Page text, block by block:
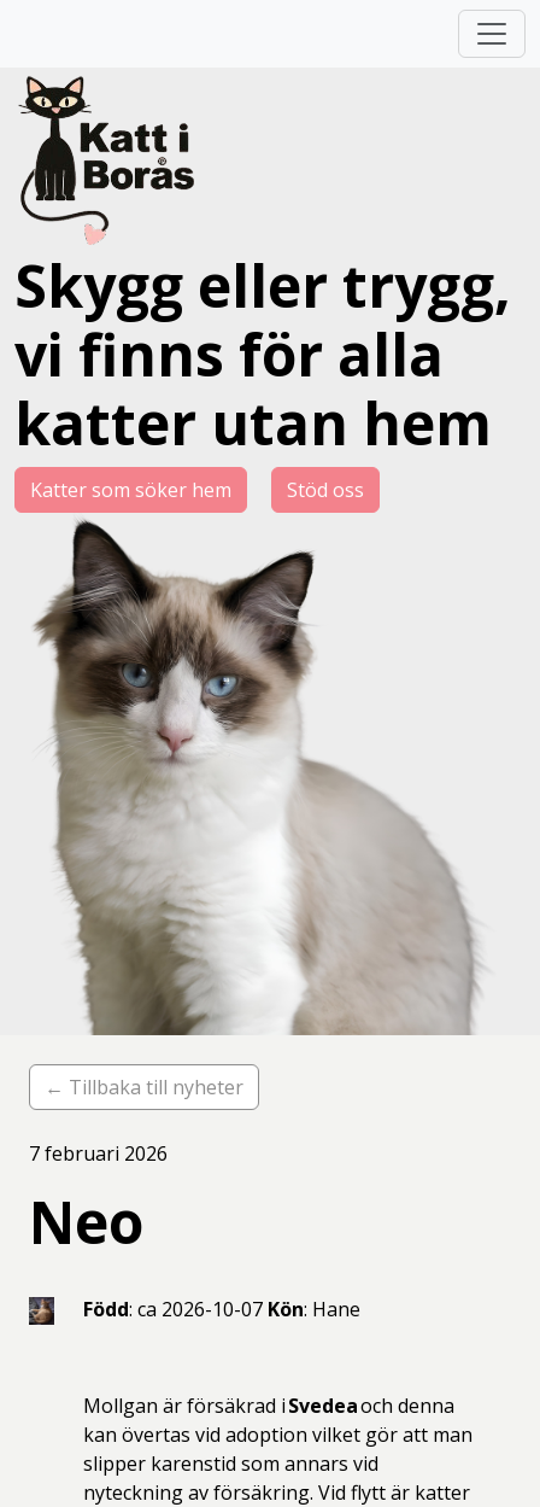
Skygg eller trygg,
vi finns för alla
katter utan hem
Katter som söker hem Stöd oss
← Tillbaka till nyheter
7 februari 2026
Neo
Född: ca 2026-10-07 Kön: Hane
Mollgan är försäkrad iSvedeaoch denna
kan övertas vid adoption vilket gör att man
slipper karenstid som annars vid
nyteckning av försäkring. Vid flytt är katter